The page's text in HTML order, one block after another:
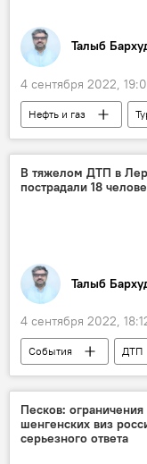
Талыб
4 сентября 2022,
Нефть и газ
Газ
кризис
Анталья
В тяжелом ДТП в
пострадали 18
Талыб
4 сентября 2022,
События ДТП
автобус
Лерикский район
Песков:
шенгенских виз
серьезного ответа